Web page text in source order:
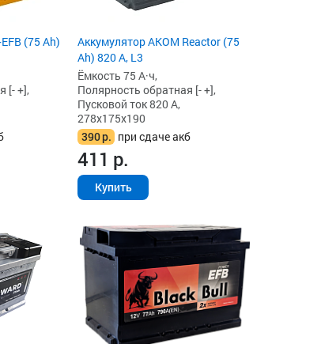
(75 Ah)
[- +],
Аккумулятор AKOM Reactor (75
Ah) 820 А, L3
Ёмкость 75 А·ч,
Полярность обратная [- +],
Пусковой ток 820 А,
278x175x190
390р. при сдаче акб
411 р.
Купить